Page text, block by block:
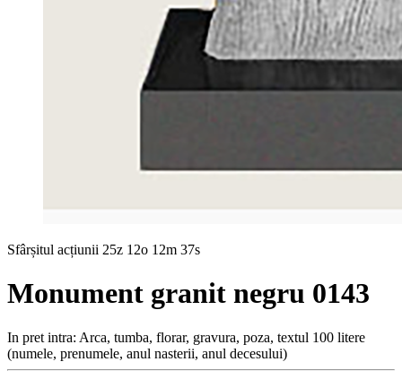
Sfârșitul acțiunii 25z 12o 12m 36s
Monument granit negru 0143
In pret intra: Arca, tumba, florar, gravura, poza, textul 100 litere
(numele, prenumele, anul nasterii, anul decesului)